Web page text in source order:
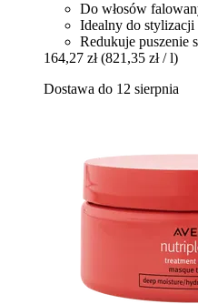
Do włosów
Idealny do stylizacji
Redukuje puszenie
164,27 zł (821,35 zł / l)
Dostawa do 12 sierpnia